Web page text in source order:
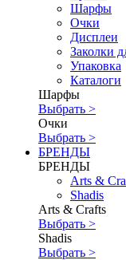
Шарфы
Очки
Дисплеи
Заколки
Упаковка
Каталоги
Шарфы
Выбрать >
Очки
Выбрать >
БРЕНДЫ
БРЕНДЫ
Аrts &
Shadis
Аrts & Сrafts
Выбрать >
Shadis
Выбрать >